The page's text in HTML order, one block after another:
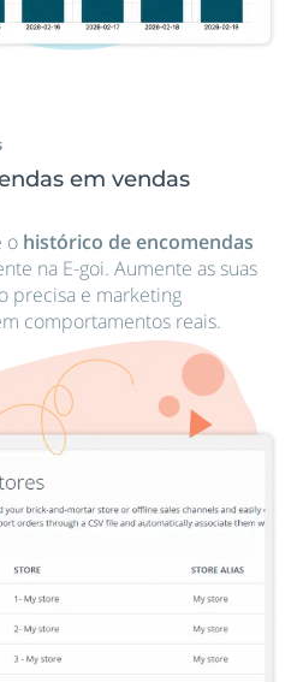
em vendas
o histórico de encomendas
na E-goi. Aumente as suas
precisa e marketing
comportamentos reais.